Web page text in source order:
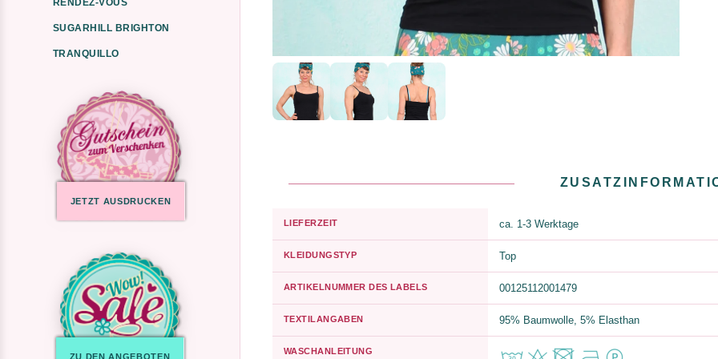
RENDEZ-VOUS
SUGARHILL BRIGHTON
TRANQUILLO
JETZT AUSDRUCKEN
ZU DEN ANGEBOTEN
LIEFERZEIT ca. 1-3 Werktage
KLEIDUNGSTYP Top
ARTIKELNUMMER DES LABELS 00125112001479
TEXTILANGABEN 95% Baumwolle, 5% Elasthan
WASCHANLEITUNG